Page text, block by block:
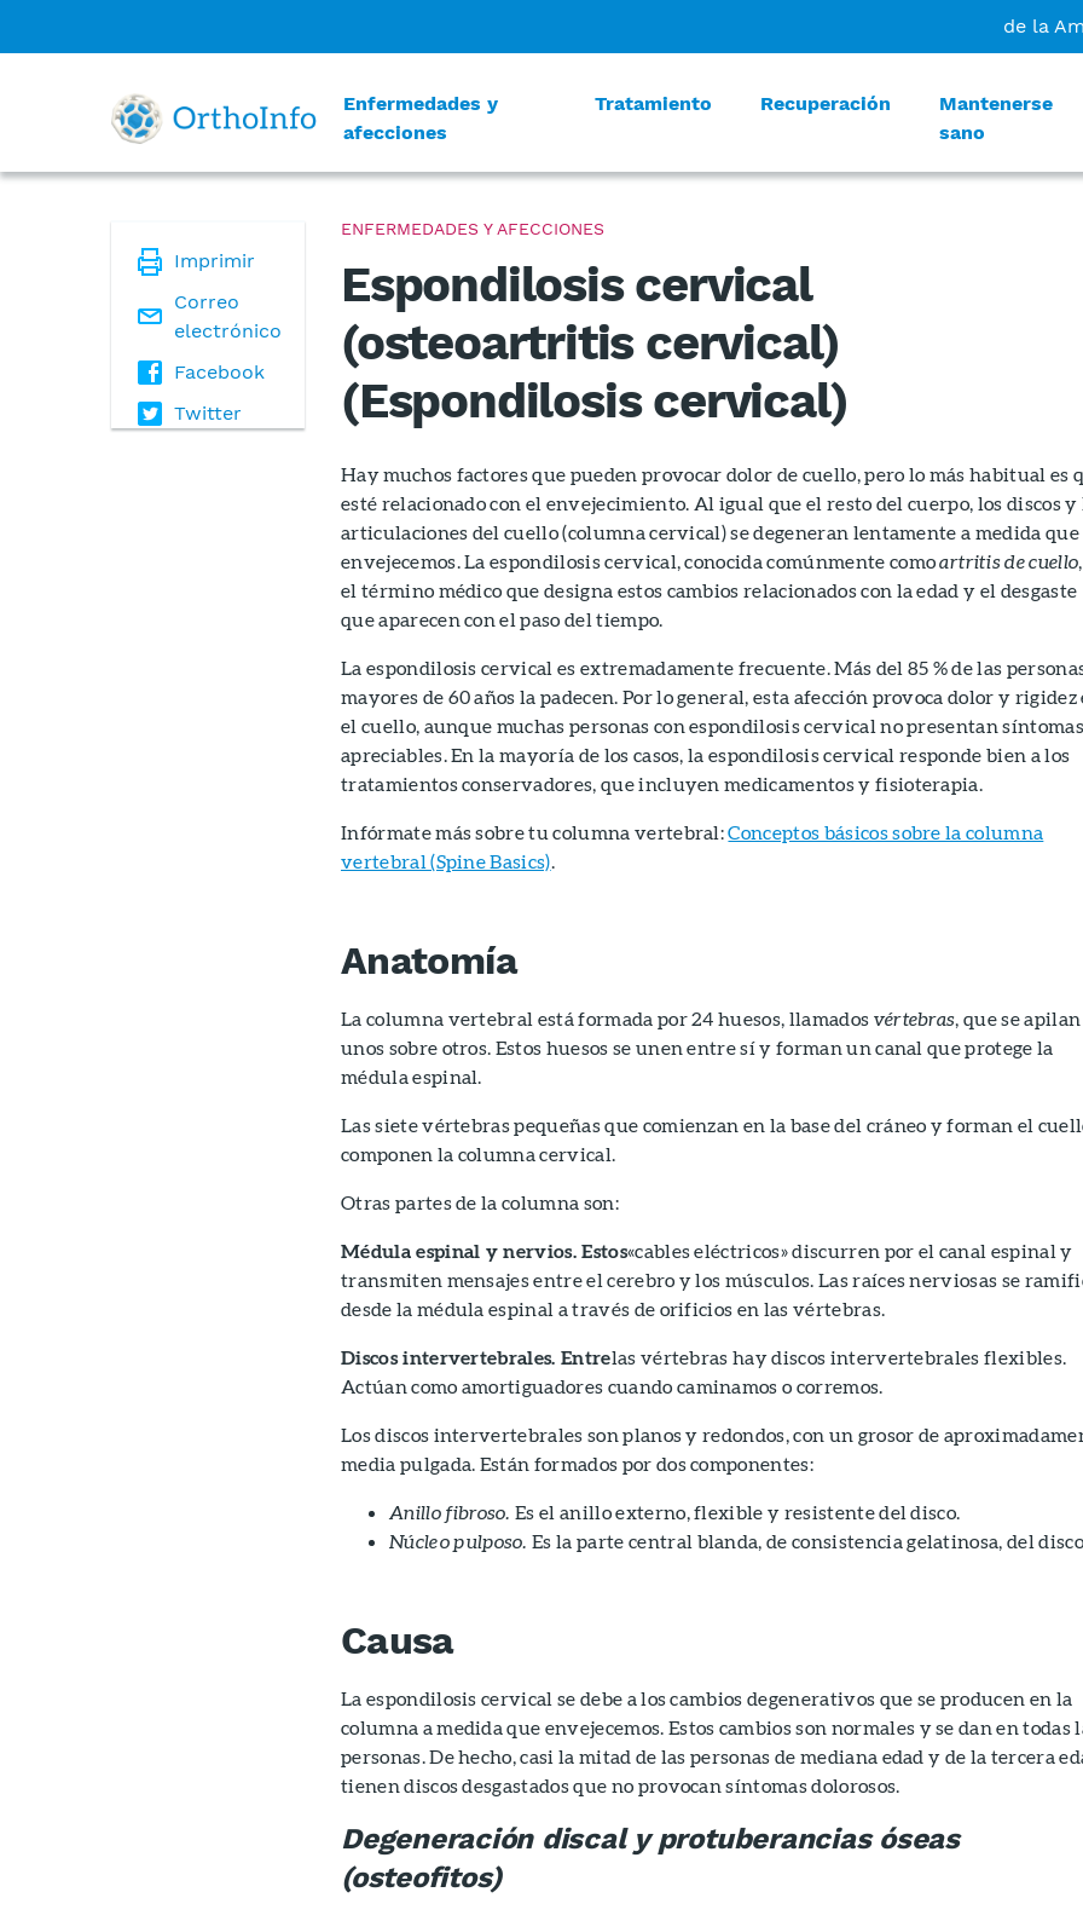
de la
Enfermedades y
afecciones
Tratamiento Recuperación
Mantenerse
sano
Imprimir
Correo
electrónico
Facebook
Twitter
ENFERMEDADES Y AFECCIONES
Espondilosis cervical
(osteoartritis cervical)
(Espondilosis cervical)
Hay muchos factores que pueden provocar dolor de cuello, pero lo más habitual es
esté relacionado con el envejecimiento. Al igual que el resto del cuerpo, los discos y
articulaciones del cuello (columna cervical) se degeneran lentamente a medida que
envejecemos. La espondilosis cervical, conocida comúnmente comoartritis de cuello
el término médico que designa estos cambios relacionados con la edad y el desgaste
que aparecen con el paso del tiempo.
La espondilosis cervical es extremadamente frecuente. Más del 85 % de las
mayores de 60 años la padecen. Por lo general, esta afección provoca dolor y rigidez
el cuello, aunque muchas personas con espondilosis cervical no presentan síntomas
apreciables. En la mayoría de los casos, la espondilosis cervical responde bien a los
tratamientos conservadores, que incluyen medicamentos y fisioterapia.
Infórmate más sobre tu columna vertebral:Conceptos básicos sobre la columna
vertebral (Spine Basics).
Anatomía
La columna vertebral está formada por 24 huesos, llamados vértebras, que se apilan
unos sobre otros. Estos huesos se unen entre sí y forman un canal que protege la
médula espinal.
Las siete vértebras pequeñas que comienzan en la base del cráneo y forman el
componen la columna cervical.
Otras partes de la columna son:
Médula espinal y nervios. Estos«cables eléctricos» discurren por el canal espinal y
transmiten mensajes entre el cerebro y los músculos. Las raíces nerviosas se
desde la médula espinal a través de orificios en las vértebras.
Discos intervertebrales. Entrelas vértebras hay discos intervertebrales flexibles.
Actúan como amortiguadores cuando caminamos o corremos.
Los discos intervertebrales son planos y redondos, con un grosor de
media pulgada. Están formados por dos componentes:
Anillo fibroso. Es el anillo externo, flexible y resistente del disco.
Núcleo pulposo. Es la parte central blanda, de consistencia gelatinosa, del
Causa
La espondilosis cervical se debe a los cambios degenerativos que se producen en la
columna a medida que envejecemos. Estos cambios son normales y se dan en todas
personas. De hecho, casi la mitad de las personas de mediana edad y de la tercera
tienen discos desgastados que no provocan síntomas dolorosos.
Degeneración discal y protuberancias óseas
(osteofitos)